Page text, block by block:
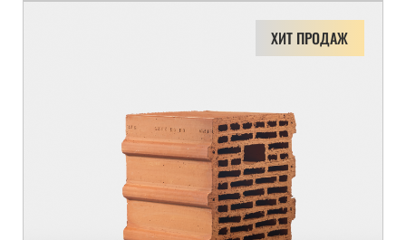
ХИТ ПРОДАЖ